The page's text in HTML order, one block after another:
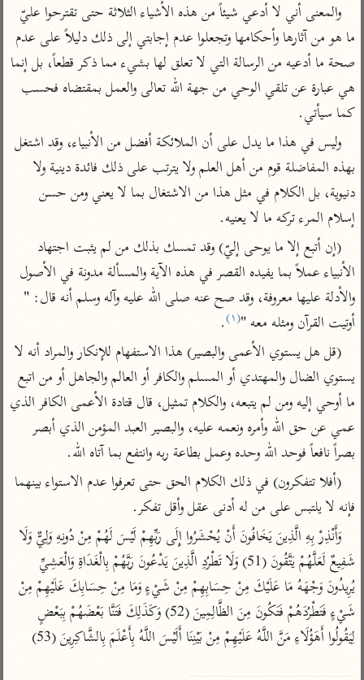
تفسير الماوردي
منتقاة
تفسير ابن القيم
تفسير ابن تيمية
عامّة
تفسير السمعاني
تفسير مكّي
محاسن التأويل
للقاسمي
تفسير الثعالبي
تفسير السمرقندي
تفسير الثعلبي
أخرى
أضواء البيان
نظم الدرر للبقاعي
لغة وبلاغة
التحرير والتنوير
المحرر الوجيز لابن
البحر المحيط لأبي
حيان
البسيط للواحدي
تفسير أبي السعود
الكشاف للزمخشري
مركَّزة العبارة
تفسير الجلالين
جامع البيان للإيجي
تفسير النسفي
الوجيز للواحدي
تفسير ابن أبي زمنين
آثار
موسوعة التفسير
المأثور
تفسير ابن أبي حاتم
تفسير مقاتل
تفسير قتادة
اشترك لتصلك أخبار مشاريعنا
اشترك
راسلنا •تليجرام •تويتر
كنوز•تعليمات•عن الباحث القرآني
كما سيأتي.
إسلام المرء تركه ما لا يعنيه.
أوتيت القرآن ومثله معه "(١) .
عمي عن حق الله وأمره ونعمه عليه، والبصير العبد المؤمن الذي أبصر
بصراً نافعاً فوحد الله وحده وعمل بطاعة ربه وانتفع بما آتاه الله.
فإنه لا يلتبس على من له أدنى عقل وأقل تفكر.
لِيَقُولُوا أَهَؤُلَاءِ مَنَّ اللَّهُ عَلَيْهِمْ مِنْ بَيْنِنَا أَلَيْسَ اللَّهُ بِأَعْلَمَ بِالشَّاكِرِينَ (53)